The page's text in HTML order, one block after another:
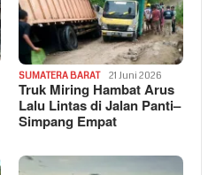
SUMATERA BARAT 21 Juni 2026
Truk Miring Hambat Arus
Lalu Lintas di Jalan Panti–
Simpang Empat